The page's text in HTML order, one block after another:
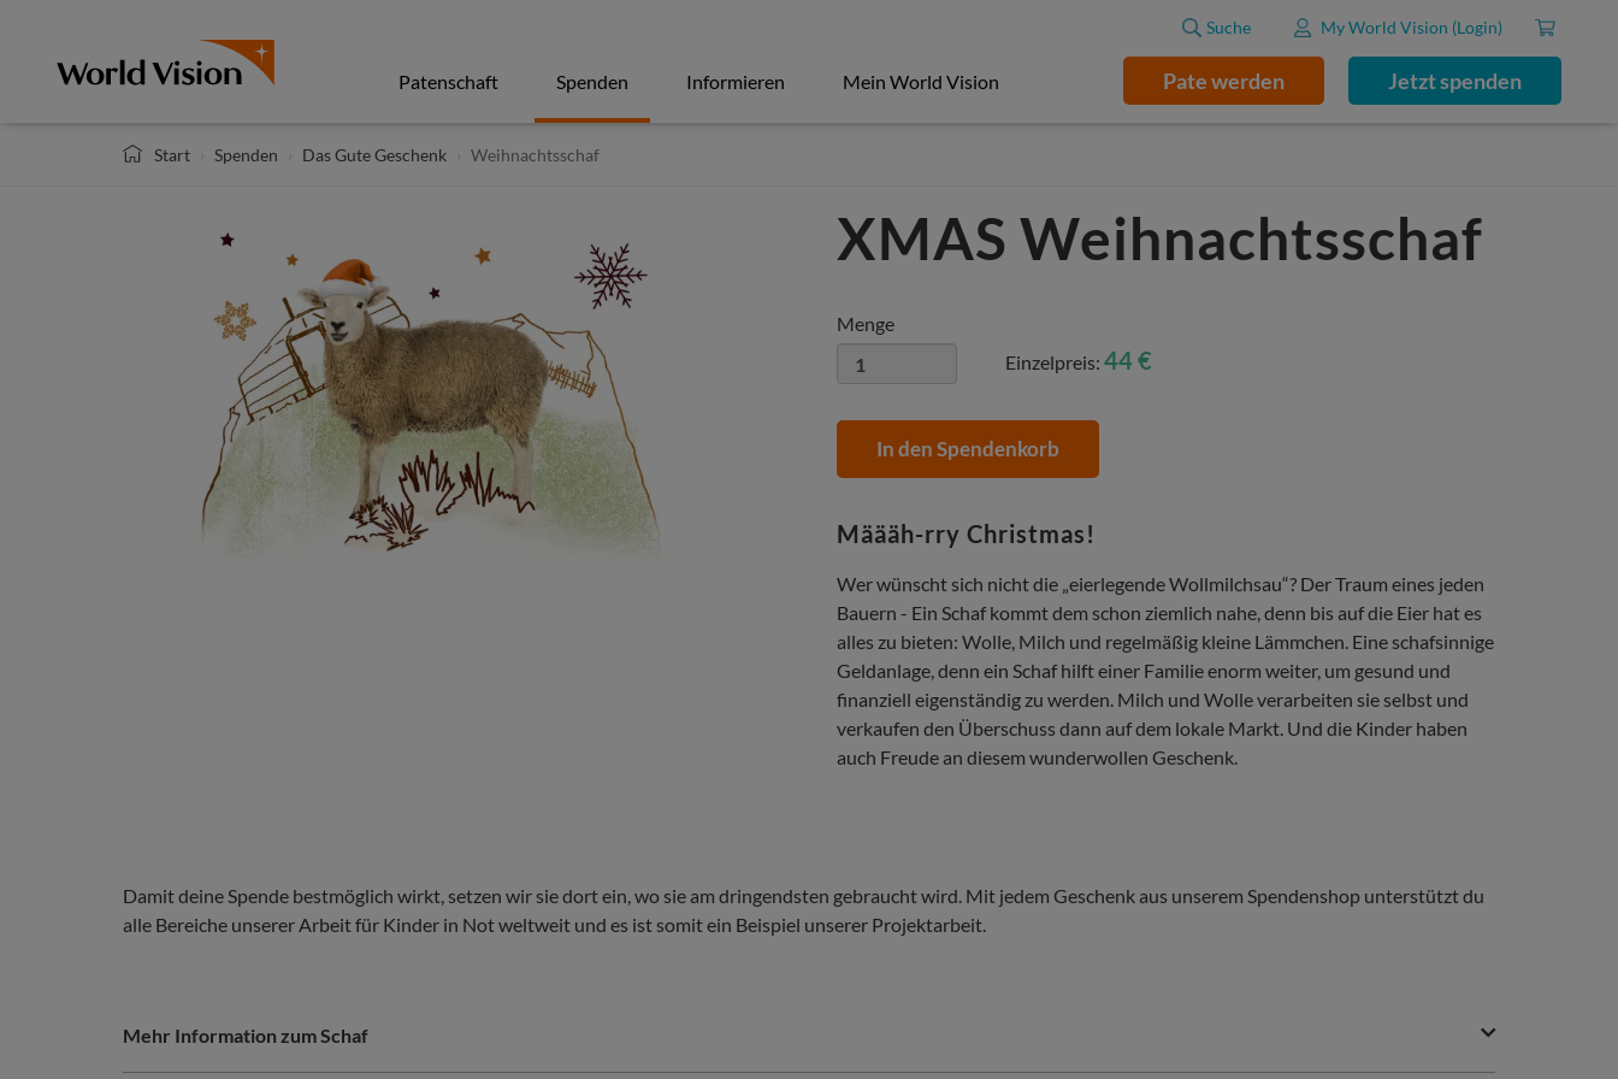
Patenschaft Spenden Informieren Mein World Vision Pate werden Jetzt spenden
Suche My World Vision (Login)
Start Spenden Das Gute Geschenk Weihnachtsschaf
XMAS Weihnachtsschaf
Einzelpreis: 44 €
Menge
In den Spendenkorb
Määäh-rry Christmas!
Wer wünscht sich nicht die „eierlegende Wollmilchsau“? Der Traum eines jeden
Bauern - Ein Schaf kommt dem schon ziemlich nahe, denn bis auf die Eier hat es
alles zu bieten: Wolle, Milch und regelmäßig kleine Lämmchen. Eine schafsinnige
Geldanlage, denn ein Schaf hilft einer Familie enorm weiter, um gesund und
finanziell eigenständig zu werden. Milch und Wolle verarbeiten sie selbst und
verkaufen den Überschuss dann auf dem lokale Markt. Und die Kinder haben
auch Freude an diesem wunderwollen Geschenk.
Damit deine Spende bestmöglich wirkt, setzen wir sie dort ein, wo sie am dringendsten gebraucht wird. Mit jedem Geschenk aus unserem Spendenshop unterstützt du
alle Bereiche unserer Arbeit für Kinder in Not weltweit und es ist somit ein Beispiel unserer Projektarbeit.
Question
Question
Mehr Information zum Schaf